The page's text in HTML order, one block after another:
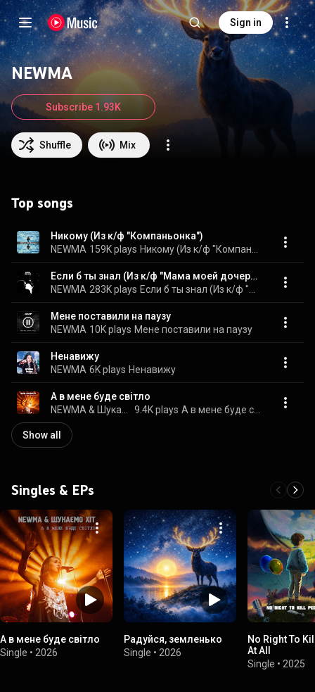
Sign in
NEWMA
Shuffle Mix
Subscribe 1.93K
Top songs
Никому (Из к/ф "Компаньонка")
NEWMA 159K plays
Если б ты знал (Из к/ф "Мама моей дочери")
NEWMA 283K plays
Мене поставили на паузу
NEWMA 10K plays Мене поставили на паузу
Ненавижу
NEWMA 6K plays Ненавижу
А в мене буде світло
9.4K plays А в мене буде світло
Show all
Singles & EPs
А в мене буде світло
Single • 2026
Радуйся, земленько
Single • 2026
No Right To
At All
Single • 2025